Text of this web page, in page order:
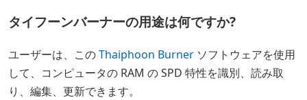
タイフーンバーナーの用途は何ですか?
ユーザーは、このThaiphoon Burner ソフトウェアを使用
して、コンピュータの RAM の SPD 特性を識別、読み取
り、編集、更新できます。